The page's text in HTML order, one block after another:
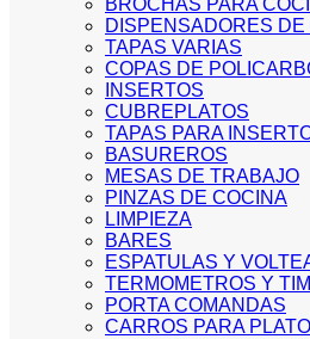
BROCHAS PARA
DISPENSADORES
TAPAS VARIAS
COPAS DE
INSERTOS
CUBREPLATOS
TAPAS PARA
BASUREROS
MESAS DE TRABAJO
PINZAS DE COCINA
LIMPIEZA
BARES
ESPATULAS Y
TERMOMETROS Y
PORTA COMANDAS
CARROS PARA